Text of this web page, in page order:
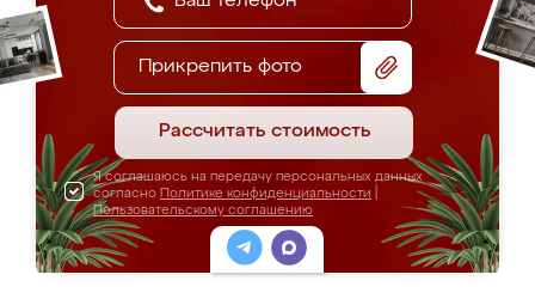
Прикрепить фото
Рассчитать стоимость
Я соглашаюсь на передачу персональных данных
согласно Политике конфиденциальности
Пользовательскому соглашению